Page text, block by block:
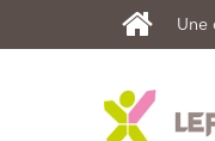
Une